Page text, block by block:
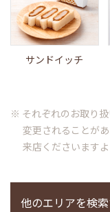
サンドイッチ
※ それぞれのお取り
変更されることが
来店くださいます
他のエリアを検